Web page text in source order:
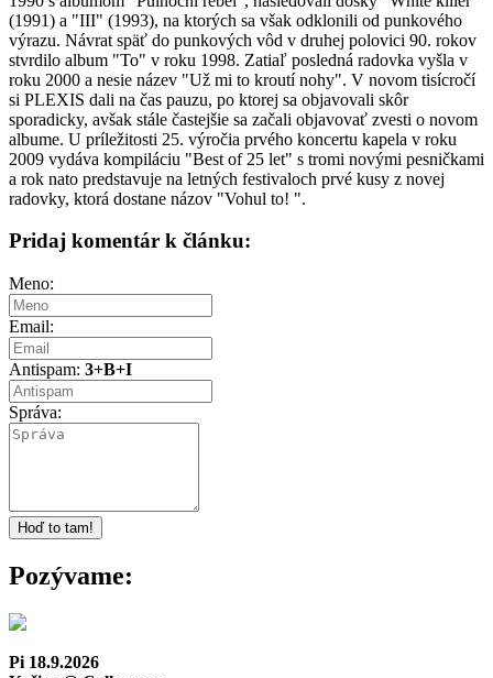
(1991) a "III" (1993), na ktorých sa však odklonili od punkového
výrazu. Návrat späť do punkových vôd v druhej polovici 90. rokov
stvrdilo album "To" v roku 1998. Zatiaľ posledná radovka vyšla v
roku 2000 a nesie název "Už mi to kroutí nohy". V novom tisícročí
si PLEXIS dali na čas pauzu, po ktorej sa objavovali skôr
sporadicky, avšak stále častejšie sa začali objavovať zvesti o novom
albume. U príležitosti 25. výročia prvého koncertu kapela v roku
2009 vydáva kompiláciu "Best of 25 let" s tromi novými pesničkami
a rok nato predstavuje na letných festivaloch prvé kusy z novej
radovky, ktorá dostane názov "Vohul to! ".
Pridaj komentár k článku:
Meno:
Email:
Antispam: 3+B+I
Správa:
Pozývame:
Pi 18.9.2026